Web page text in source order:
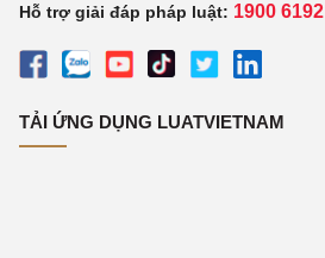
Hỗ trợ giải đáp pháp luật: 1900 6192
TẢI ỨNG DỤNG LUATVIETNAM